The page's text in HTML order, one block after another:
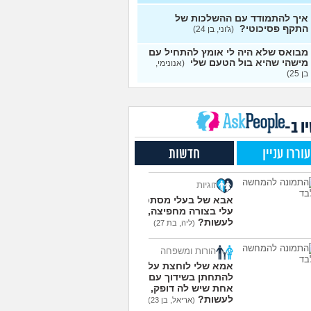
עצות
מוצצת אצבע כהרגעה,
את ארון הילדות בבית
מפסיקים לפחד מזה שהזמן
(אליזבת, בת 24)
אנשים מתייעצים כל
(פפרוני, בן 25)
5
את הרעב בחיים שלי
לחזור לזה! (זלדוס, בן 22)
בודדה מאוד בלי חברים כבר 5
ולא יודעת איפה להכיר
5
עצות
עוד שאלות חדשות במדור
איך להתמודד עם ההשלכות של
התקף פסיכוטי? (ג'וני, בן 24)
מבואס שלא היה לי אומץ להתחיל עם
מישהי שהיא בול הטעם שלי (אנונימי,
בן 25)
ב-
עוררו עניין חדשות
זוגיות
אבא של בעלי מסתכל
עלי בצורה מחפיצה, מה
לעשות? (ליה, בת 27)
הורות ומשפחה
אמא שלי לוחצת עליי
להתחתן בשידוך עם כל
אחת שיש לה דופק, מה
לעשות? (אריאל, בן 23)